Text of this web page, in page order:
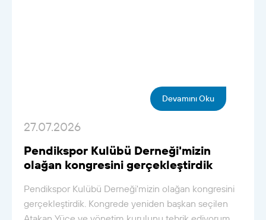
Devamını Oku
27.07.2026
Pendikspor Kulübü Derneği'mizin
olağan kongresini gerçekleştirdik
Pendikspor Kulübü Derneği'mizin olağan kongresini
gerçekleştirdik. Kongrede yeniden başkan seçilen